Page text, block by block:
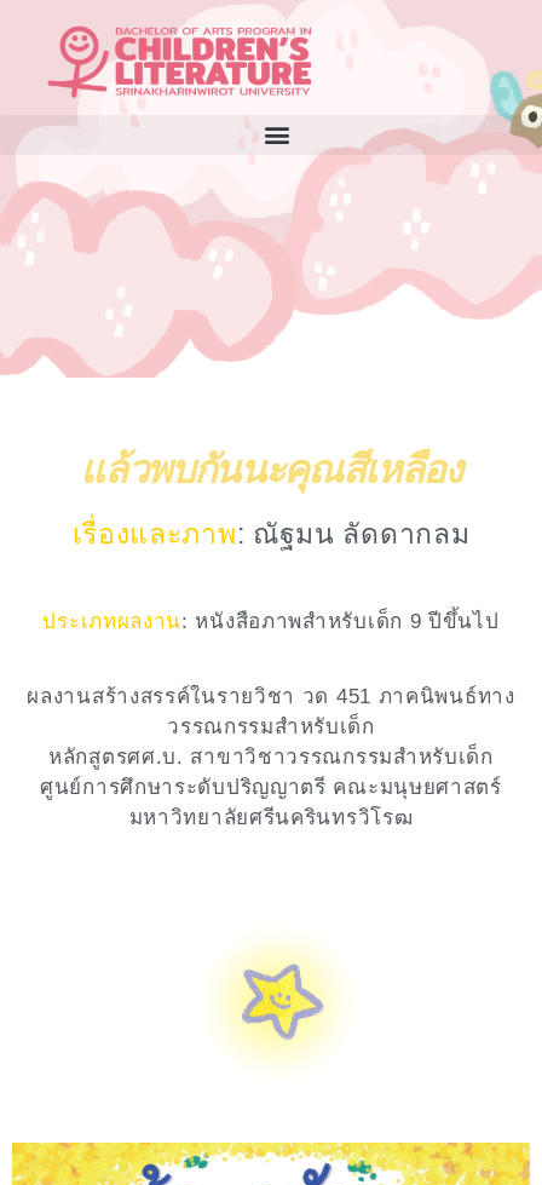
แล้วพบกันนะคุณสีเหลือง
เรื่องและภาพ: ณัฐมน ลัดดากลม
ประเภทผลงาน: หนังสือภาพสำหรับเด็ก 9 ปีขึ้นไป
ผลงานสร้างสรรค์ในรายวิชา วด 451 ภาคนิพนธ์ทาง
วรรณกรรมสำหรับเด็ก
หลักสูตรศศ.บ. สาขาวิชาวรรณกรรมสำหรับเด็ก
ศูนย์การศึกษาระดับปริญญาตรี คณะมนุษยศาสตร์
มหาวิทยาลัยศรีนครินทรวิโรฒ